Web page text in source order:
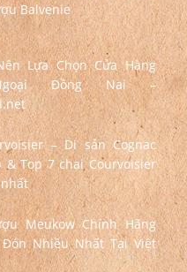
Balvenie
Lựa Chọn Cửa Hàng
Đồng Nai –
– Di sản Cognac
& Top 7 chai Courvoisier
Meukow Chính Hãng
Nhiều Nhất Tại Việt